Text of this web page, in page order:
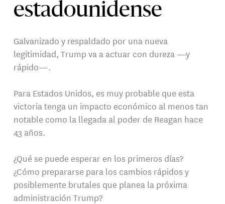
estadounidense
Galvanizado y respaldado por una nueva
legitimidad, Trump va a actuar con dureza —y
rápido—.
Para Estados Unidos, es muy probable que esta
victoria tenga un impacto económico al menos tan
notable como la llegada al poder de Reagan hace
43 años.
¿Qué se puede esperar en los primeros días?
¿Cómo prepararse para los cambios rápidos y
posiblemente brutales que planea la próxima
administración Trump?